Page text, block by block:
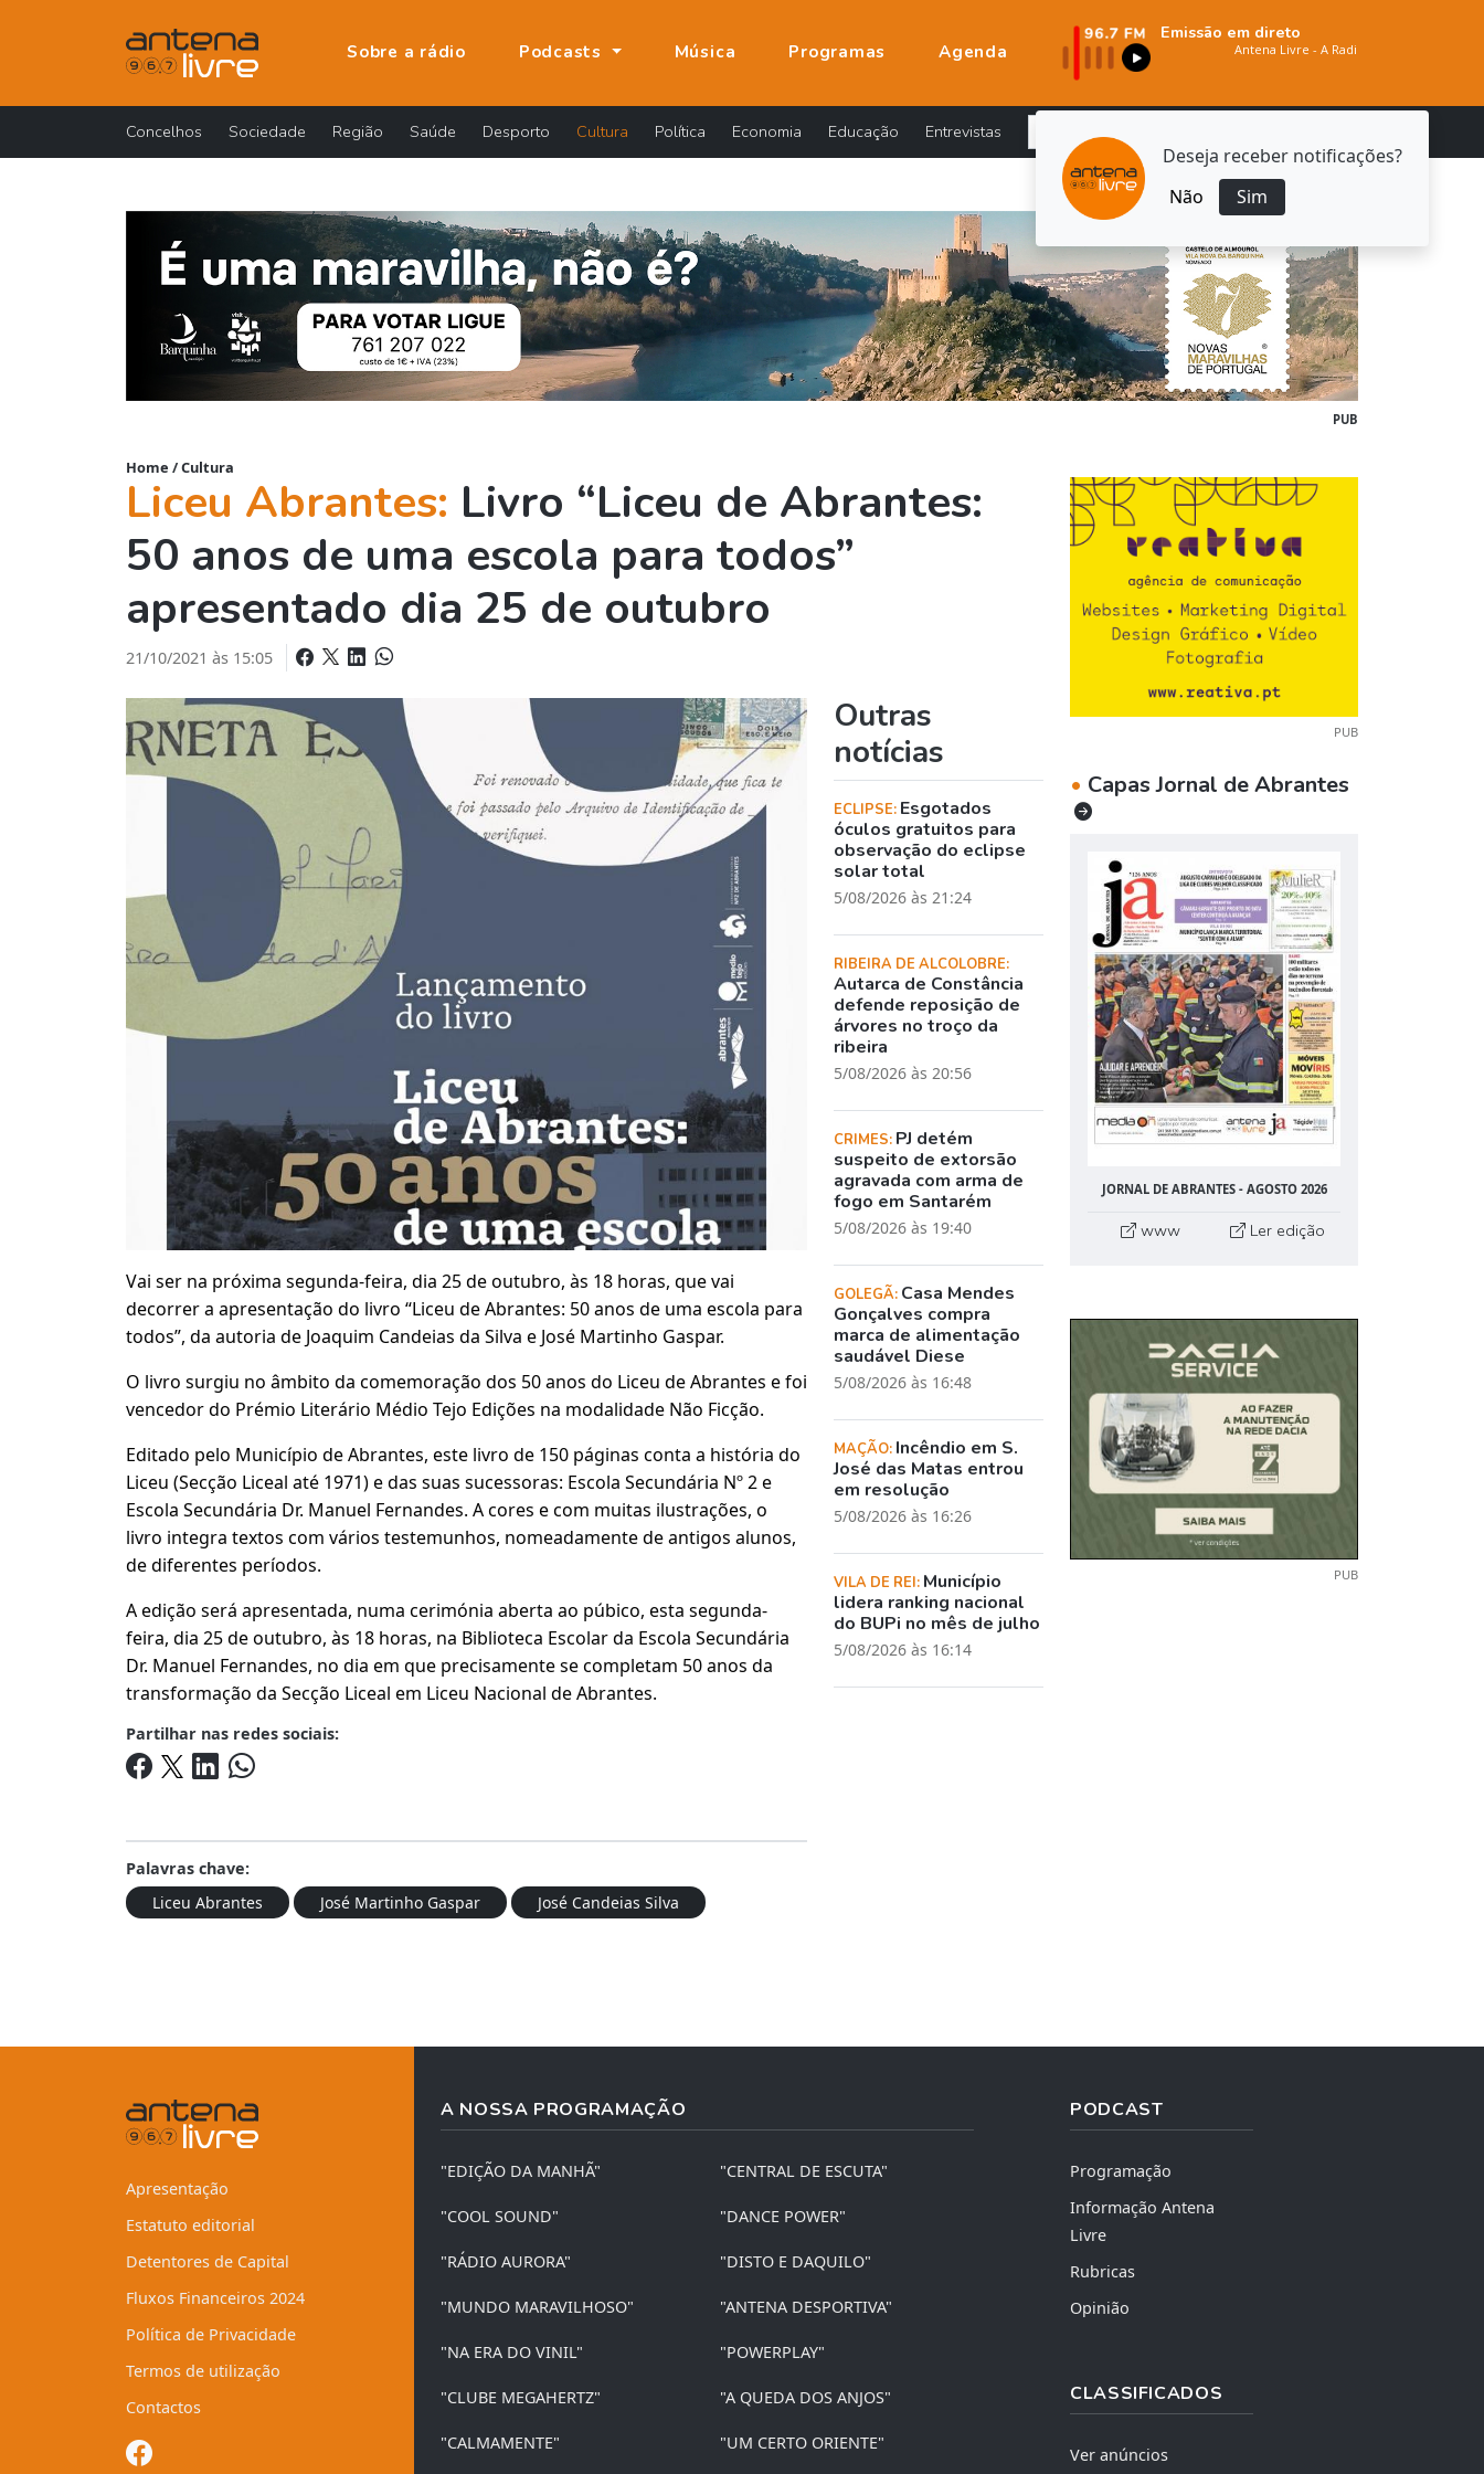
Deseja receber notificações?
Não
Sim
Sobre a rádio Podcasts Música Programas Agenda
Emissão em direto
Concelhos Sociedade Região Saúde Desporto Cultura Política Economia Educação Entrevistas
PUB
Home /Cultura
Liceu Abrantes: Livro “Liceu de Abrantes:
50 anos de uma escola para todos”
apresentado dia 25 de outubro
21/10/2021 às 15:05
Vai ser na próxima segunda-feira, dia 25 de outubro, às 18 horas, que vai
decorrer a apresentação do livro “Liceu de Abrantes: 50 anos de uma escola para
todos”, da autoria de Joaquim Candeias da Silva e José Martinho Gaspar.
O livro surgiu no âmbito da comemoração dos 50 anos do Liceu de Abrantes e foi
vencedor do Prémio Literário Médio Tejo Edições na modalidade Não Ficção.
Editado pelo Município de Abrantes, este livro de 150 páginas conta a história do
Liceu (Secção Liceal até 1971) e das suas sucessoras: Escola Secundária Nº 2 e
Escola Secundária Dr. Manuel Fernandes. A cores e com muitas ilustrações, o
livro integra textos com vários testemunhos, nomeadamente de antigos alunos,
de diferentes períodos.
A edição será apresentada, numa cerimónia aberta ao púbico, esta segunda-
feira, dia 25 de outubro, às 18 horas, na Biblioteca Escolar da Escola Secundária
Dr. Manuel Fernandes, no dia em que precisamente se completam 50 anos da
transformação da Secção Liceal em Liceu Nacional de Abrantes.
Partilhar nas redes sociais:
Palavras chave:
Liceu Abrantes
José Martinho Gaspar José Candeias Silva
Outras
notícias
ECLIPSE: Esgotados
óculos gratuitos para
observação do eclipse
solar total
5/08/2026 às 21:24
RIBEIRA DE ALCOLOBRE:
Autarca de Constância
defende reposição de
árvores no troço da
ribeira
5/08/2026 às 20:56
CRIMES: PJ detém
suspeito de extorsão
agravada com arma de
fogo em Santarém
5/08/2026 às 19:40
GOLEGÃ: Casa Mendes
Gonçalves compra
marca de alimentação
saudável Diese
5/08/2026 às 16:48
MAÇÃO: Incêndio em S.
José das Matas entrou
em resolução
5/08/2026 às 16:26
VILA DE REI: Município
lidera ranking nacional
do BUPi no mês de julho
5/08/2026 às 16:14
PUB
• Capas Jornal de Abrantes
JORNAL DE ABRANTES - AGOSTO 2026
www Ler edição
PUB
Apresentação
Estatuto editorial
Detentores de Capital
Fluxos Financeiros 2024
Política de Privacidade
Termos de utilização
Contactos
A NOSSA PROGRAMAÇÃO
"EDIÇÃO DA MANHÃ" "CENTRAL DE ESCUTA"
"COOL SOUND" "DANCE POWER"
"RÁDIO AURORA" "DISTO E DAQUILO"
"MUNDO MARAVILHOSO" "ANTENA DESPORTIVA"
"NA ERA DO VINIL" "POWERPLAY"
"CLUBE MEGAHERTZ" "A QUEDA DOS ANJOS"
"CALMAMENTE" "UM CERTO ORIENTE"
PODCAST
Programação
Informação Antena
Livre
Rubricas
Opinião
CLASSIFICADOS
Ver anúncios